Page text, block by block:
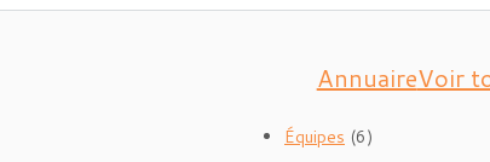
AnnuaireVoir
Équipes (6)